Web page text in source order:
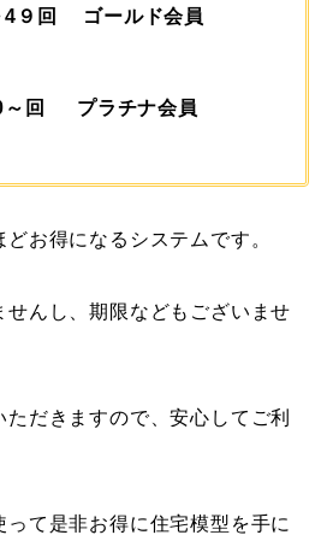
4９回 ゴールド会員
～回 プラチナ会員
お得になるシステムです。
んし、期限などもございませ
だきますので、安心してご利
て是非お得に住宅模型を手に